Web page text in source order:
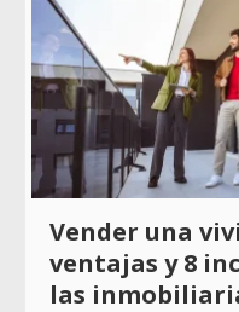
Vender una
ventajas y 8
las